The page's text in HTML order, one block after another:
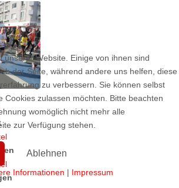
unserer Website. Einige von ihnen sind
der Seite, während andere uns helfen, diese
zu verbessern. Sie können selbst
Cookies zulassen möchten. Bitte beachten
womöglich nicht mehr alle
zur Verfügung stehen.
Ablehnen
Informationen | Impressum